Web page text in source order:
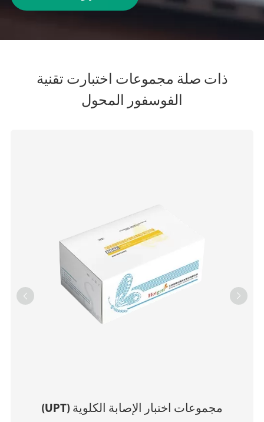
ذات صلة مجموعات اختبارت تقنية
الفوسفور المحول
مجموعات اختبار الإصابة الكلوية (UPT)
 